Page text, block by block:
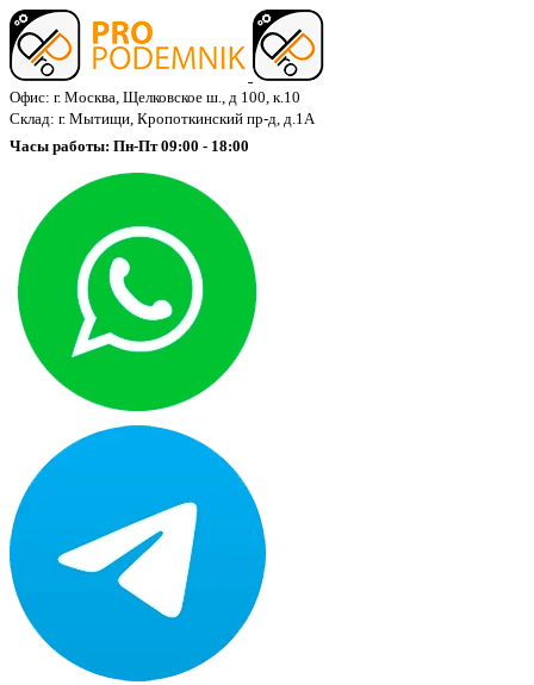
Офис: г. Москва, Щелковское ш., д 100, к.10
Склад: г. Мытищи, Кропоткинский пр-д, д.1А
Часы работы: Пн-Пт 09:00 - 18:00